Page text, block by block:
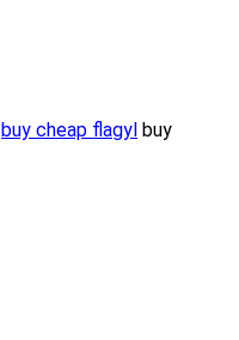
buy cheap flagyl buy